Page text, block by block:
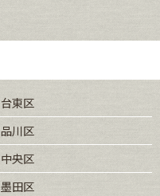
台東区
品川区
中央区
墨田区